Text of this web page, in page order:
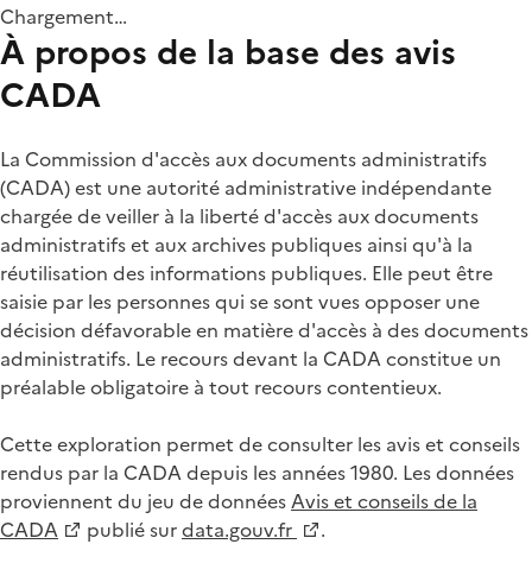
Chargement…
À propos de la base des avis
CADA
La Commission d'accès aux documents administratifs
(CADA) est une autorité administrative indépendante
chargée de veiller à la liberté d'accès aux documents
administratifs et aux archives publiques ainsi qu'à la
réutilisation des informations publiques. Elle peut être
saisie par les personnes qui se sont vues opposer une
décision défavorable en matière d'accès à des documents
administratifs. Le recours devant la CADA constitue un
préalable obligatoire à tout recours contentieux.
Cette exploration permet de consulter les avis et conseils
rendus par la CADA depuis les années 1980. Les données
proviennent du jeu de donnéesAvis et conseils de la
CADA
publié surdata.gouv.fr .